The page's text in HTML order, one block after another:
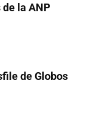
la ANP
de Globos